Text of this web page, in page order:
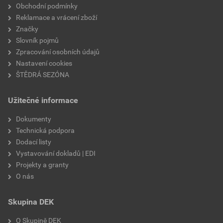
Obchodní podmínky
Reklamace a vrácení zboží
Značky
Slovník pojmů
Zpracování osobních údajů
Nastavení cookies
ŠTĚDRÁ SEZÓNA
Užitečné informace
Dokumenty
Technická podpora
Dodací listy
Vystavování dokladů | EDI
Projekty a granty
O nás
Skupina DEK
O Skupině DEK